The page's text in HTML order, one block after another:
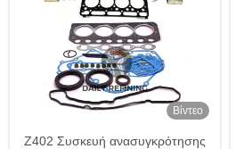
Βίντεο
Z402 Συσκευή ανασυγκρότησης